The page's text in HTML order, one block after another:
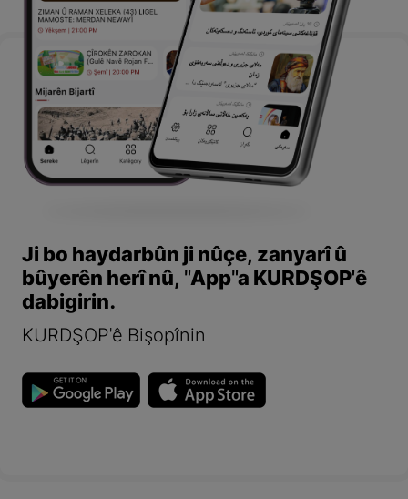
Ji bo haydarbûn ji nûçe, zanyarî û
bûyerên herî nû, "App"a KURDŞOP'ê
dabigirin.
KURDŞOP'ê Bişopînin